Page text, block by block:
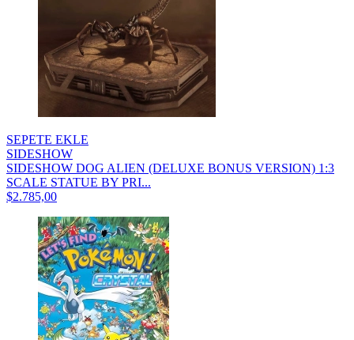
SEPETE EKLE
SIDESHOW
SIDESHOW DOG ALIEN (DELUXE BONUS VERSION) 1:3
SCALE STATUE BY PRI...
$2.785,00